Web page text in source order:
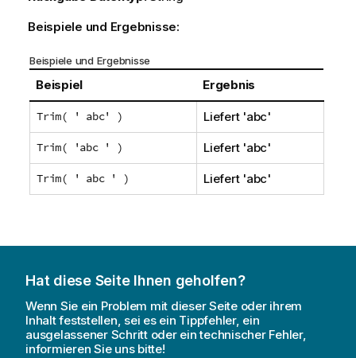
Beispiele und Ergebnisse:
Beispiele und Ergebnisse
Beispiel Ergebnis
Trim( ' abc' ) Liefert 'abc'
Trim( 'abc ' ) Liefert 'abc'
Trim( ' abc ' ) Liefert 'abc'
Hat diese Seite Ihnen geholfen?
Wenn Sie ein Problem mit dieser Seite oder ihrem
Inhalt feststellen, sei es ein Tippfehler, ein
ausgelassener Schritt oder ein technischer Fehler,
informieren Sie uns bitte!